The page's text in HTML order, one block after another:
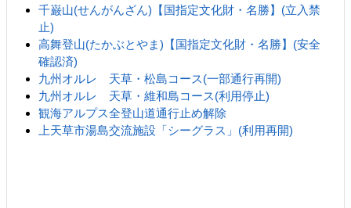
千巌山(せんがんざん)【国指定文化財・名勝】(立入禁
止)
高舞登山(たかぶとやま)【国指定文化財・名勝】(安全
確認済)
九州オルレ 天草・松島コース(一部通行再開)
九州オルレ 天草・維和島コース(利用停止)
観海アルプス全登山道通行止め解除
上天草市湯島交流施設「シーグラス」(利用再開)